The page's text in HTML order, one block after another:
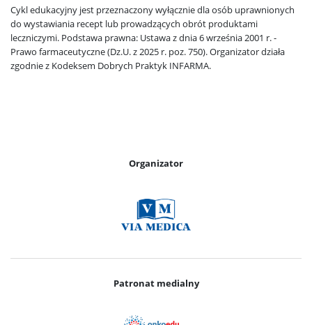
Cykl edukacyjny jest przeznaczony wyłącznie dla osób uprawnionych
do wystawiania recept lub prowadzących obrót produktami
leczniczymi. Podstawa prawna: Ustawa z dnia 6 września 2001 r. -
Prawo farmaceutyczne (Dz.U. z 2025 r. poz. 750). Organizator działa
zgodnie z Kodeksem Dobrych Praktyk INFARMA.
Organizator
Patronat medialny